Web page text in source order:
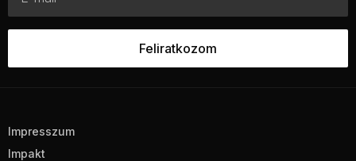
Impresszum
Impakt